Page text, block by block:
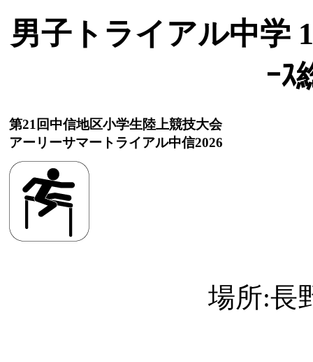
男子トライアル中学
ｰｽ
第21回中信地区小学生陸上競技大会
アーリーサマートライアル中信2026
場所:長